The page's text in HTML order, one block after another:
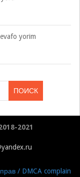
yorim
2021
/ DMCA complain